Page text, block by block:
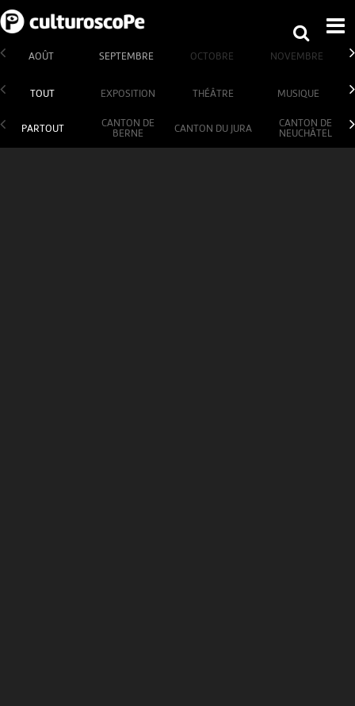
AOÛT SEPTEMBRE OCTOBRE NOVEMBRE
TOUT EXPOSITION THÉÂTRE MUSIQUE
PARTOUT
CANTON DE
BERNE
CANTON DU JURA
CANTON DE
NEUCHÂTEL